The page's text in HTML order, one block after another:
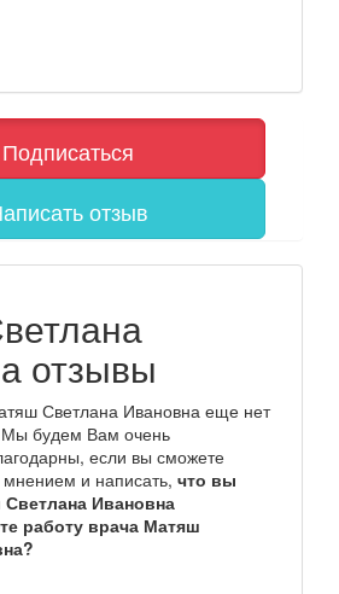
Подписаться
отзыв
отзывы
Светлана Ивановна еще нет
Мы будем Вам очень
если вы сможете
и написать, что вы
Ивановна
работу врача Матяш